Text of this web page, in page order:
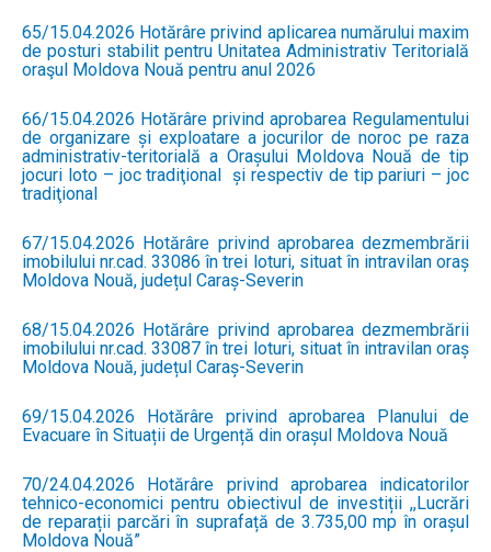
65/15.04.2026 Hotărâre privind aplicarea numărului maxim
de posturi stabilit pentru Unitatea Administrativ Teritorială
oraşul Moldova Nouă pentru anul 2026
66/15.04.2026 Hotărâre privind aprobarea Regulamentului
de organizare și exploatare a jocurilor de noroc pe raza
administrativ-teritorială a Orașului Moldova Nouă de tip
jocuri loto – joc tradiţional și respectiv de tip pariuri – joc
tradiţional
67/15.04.2026 Hotărâre privind aprobarea dezmembrării
imobilului nr.cad. 33086 în trei loturi, situat în intravilan oraș
Moldova Nouă, județul Caraș-Severin
68/15.04.2026 Hotărâre privind aprobarea dezmembrării
imobilului nr.cad. 33087 în trei loturi, situat în intravilan oraș
Moldova Nouă, județul Caraș-Severin
69/15.04.2026 Hotărâre privind aprobarea Planului de
Evacuare în Situații de Urgență din orașul Moldova Nouă
70/24.04.2026 Hotărâre privind aprobarea indicatorilor
tehnico-economici pentru obiectivul de investiții ,,Lucrări
de reparații parcări în suprafață de 3.735,00 mp în orașul
Moldova Nouă”